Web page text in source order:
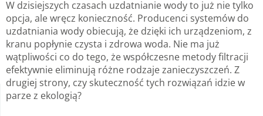
W dzisiejszych czasach uzdatnianie wody to już nie tylko
opcja, ale wręcz konieczność. Producenci systemów do
uzdatniania wody obiecują, że dzięki ich urządzeniom, z
kranu popłynie czysta i zdrowa woda. Nie ma już
wątpliwości co do tego, że współczesne metody filtracji
efektywnie eliminują różne rodzaje zanieczyszczeń. Z
drugiej strony, czy skuteczność tych rozwiązań idzie w
parze z ekologią?